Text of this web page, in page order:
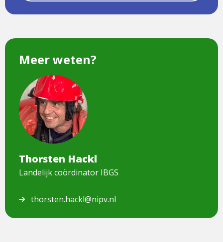
Meer weten?
een
afbeelding
Thorsten Hackl
Landelijk coördinator IBGS
thorsten.hackl@nipv.nl